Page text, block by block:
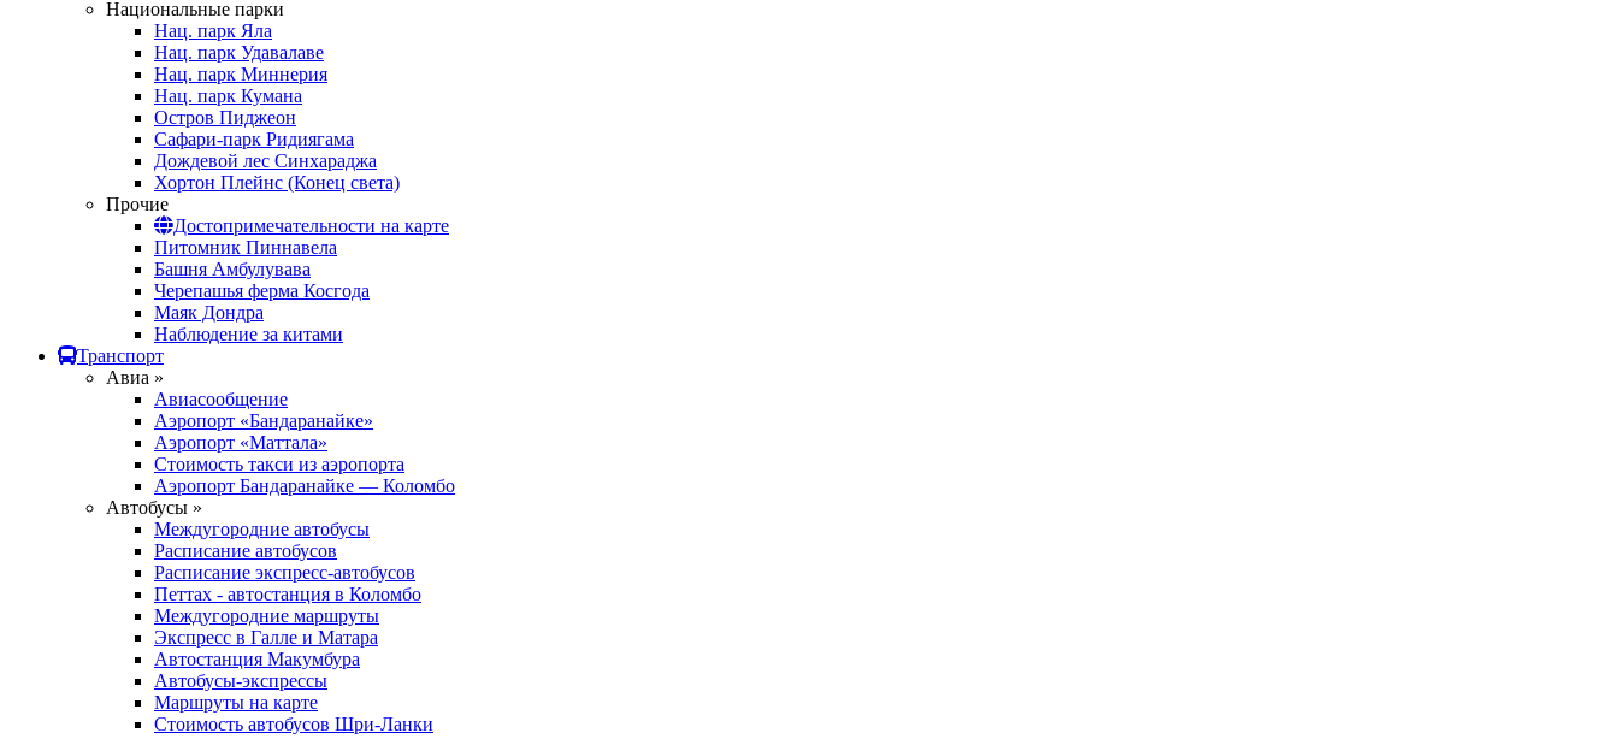
Национальные парки
Нац. парк Яла
Нац. парк Удавалаве
Нац. парк Миннерия
Нац. парк Кумана
Остров Пиджеон
Сафари-парк Ридиягама
Дождевой лес Синхараджа
Хортон Плейнс (Конец света)
Прочие
Достопримечательности на карте
Питомник Пиннавела
Башня Амбулувава
Черепашья ферма Косгода
Маяк Дондра
Наблюдение за китами
Транспорт
Авиа »
Авиасообщение
Аэропорт «Бандаранайке»
Аэропорт «Маттала»
Стоимость такси из аэропорта
Аэропорт Бандаранайке — Коломбо
Автобусы »
Междугородние автобусы
Расписание автобусов
Расписание экспресс-автобусов
Петтах - автостанция в Коломбо
Междугородние маршруты
Экспресс в Галле и Матара
Автостанция Макумбура
Автобусы-экспрессы
Маршруты на карте
Стоимость автобусов Шри-Ланки